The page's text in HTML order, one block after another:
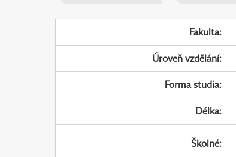
Fakulta:
Úroveň vzdělání:
Forma studia:
Délka:
Školné: